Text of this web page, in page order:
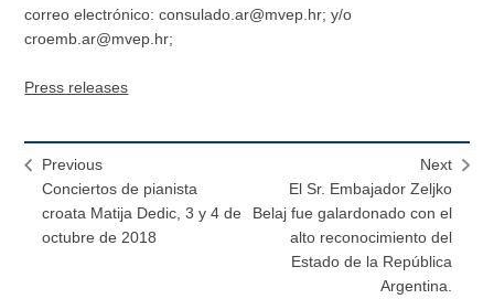
correo electrónico: consulado.ar@mvep.hr; y/o
croemb.ar@mvep.hr;
Press releases
Previous
Conciertos de pianista
croata Matija Dedic, 3 y 4 de
octubre de 2018
Next
El Sr. Embajador Zeljko
Belaj fue galardonado con el
alto reconocimiento del
Estado de la República
Argentina.